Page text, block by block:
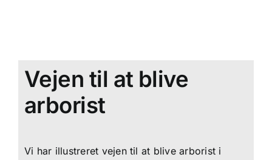
Vejen til at blive
arborist
Vi har illustreret vejen til at blive arborist i